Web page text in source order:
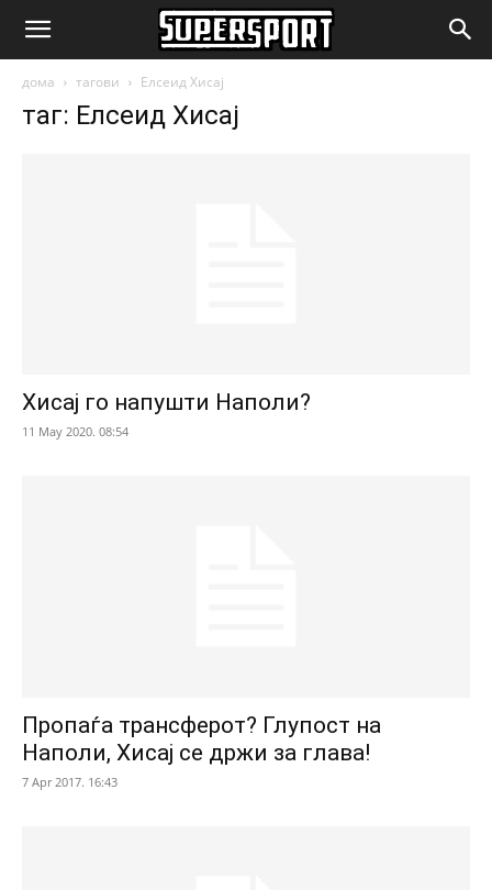
SuperSport.mk
дома тагови Елсеид Хисај
таг: Елсеид Хисај
Хисај го напушти Наполи?
11 May 2020. 08:54
Пропаѓа трансферот? Глупост на
Наполи, Хисај се држи за глава!
7 Apr 2017. 16:43